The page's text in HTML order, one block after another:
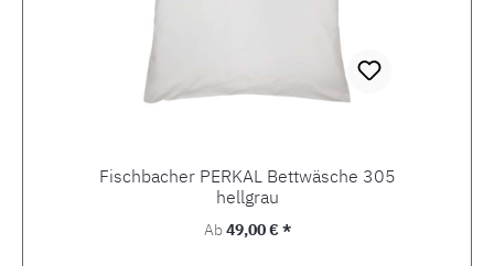
Fischbacher PERKAL Bettwäsche 305
hellgrau
Regulärer Preis:
Ab49,00 € *